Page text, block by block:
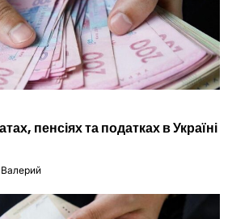
пенсіях та податках в Україні